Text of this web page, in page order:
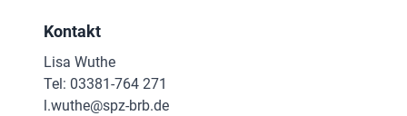
Kontakt
Lisa Wuthe
Tel: 03381-764 271
l.wuthe@spz-brb.de